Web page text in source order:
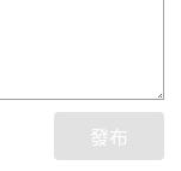
發布